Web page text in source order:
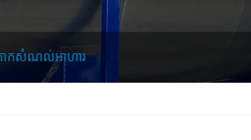
ាកសំណល់អាហារ